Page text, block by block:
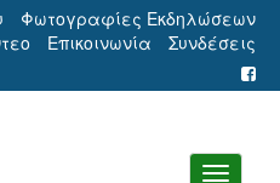
Φωτογραφίες Εκδηλώσεων
Επικοινωνία Συνδέσεις